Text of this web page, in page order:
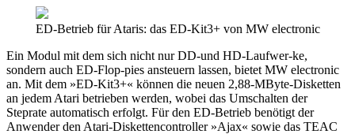
ED-Betrieb für Ataris: das ED-Kit3+ von MW electronic
Ein Modul mit dem sich nicht nur DD-und HD-Laufwer-ke,
sondern auch ED-Flop-pies ansteuern lassen, bietet MW electronic
an. Mit dem »ED-Kit3+« können die neuen 2,88-MByte-Disketten
an jedem Atari betrieben werden, wobei das Umschalten der
Steprate automatisch erfolgt. Für den ED-Betrieb benötigt der
Anwender den Atari-Diskettencontroller »Ajax« sowie das TEAC